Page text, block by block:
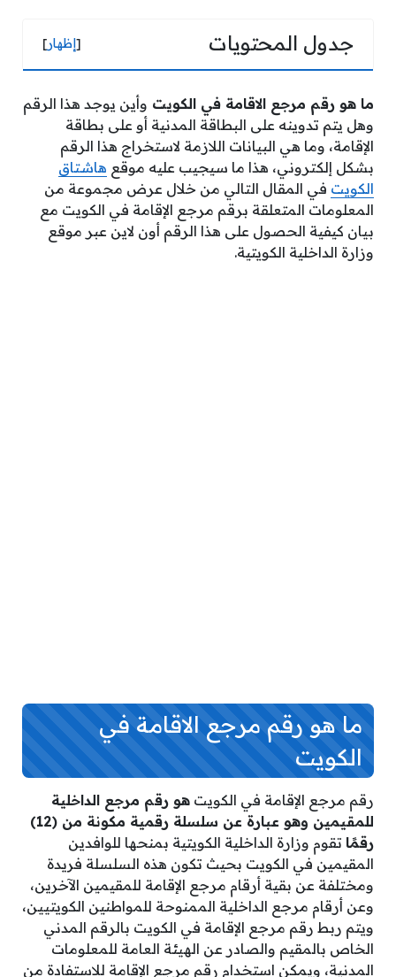
جدول المحتويات [إظهار]
ما هو رقم مرجع الاقامة في الكويت وأين يوجد هذا الرقم
وهل يتم تدوينه على البطاقة المدنية أو على بطاقة
الإقامة، وما هي البيانات اللازمة لاستخراج هذا الرقم
بشكل إلكتروني، هذا ما سيجيب عليه موقع هاشتاق
الكويت في المقال التالي من خلال عرض مجموعة من
المعلومات المتعلقة برقم مرجع الإقامة في الكويت مع
بيان كيفية الحصول على هذا الرقم أون لاين عبر موقع
وزارة الداخلية الكويتية.
ما هو رقم مرجع الاقامة في
الكويت
رقم مرجع الإقامة في الكويت هو رقم مرجع الداخلية
للمقيمين وهو عبارة عن سلسلة رقمية مكونة من (12)
رقمًا تقوم وزارة الداخلية الكويتية بمنحها للوافدين
المقيمين في الكويت بحيث تكون هذه السلسلة فريدة
ومختلفة عن بقية أرقام مرجع الإقامة للمقيمين الآخرين،
وعن أرقام مرجع الداخلية الممنوحة للمواطنين الكويتيين،
ويتم ربط رقم مرجع الإقامة في الكويت بالرقم المدني
الخاص بالمقيم والصادر عن الهيئة العامة للمعلومات
المدنية، ويمكن استخدام رقم مرجع الإقامة للاستفادة من